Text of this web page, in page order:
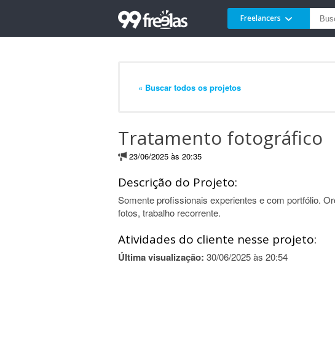
Freelancers
« Buscar todos os projetos
Tratamento fotográfico
23/06/2025 às 20:35
Descrição do Projeto:
Somente profissionais experientes e com portfólio.
fotos, trabalho recorrente.
Atividades do cliente nesse projeto:
Última visualização: 30/06/2025 às 20:54